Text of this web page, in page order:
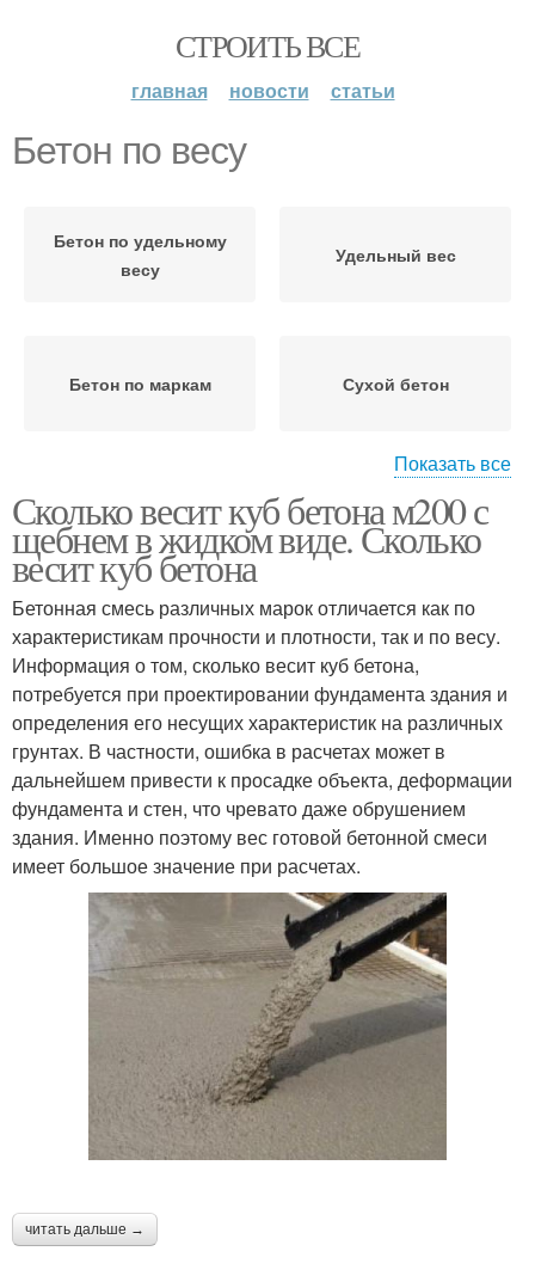
СТРОИТЬ ВСЕ
главная новости статьи
Бетон по весу
Бетон по удельному
весу
Удельный вес
Бетон по маркам Сухой бетон
Бетон с арматурой Разный вес
Вес по видам Бетон в зависимости
Показать все
Сколько весит куб бетона м200 с
щебнем в жидком виде. Сколько
весит куб бетона
Бетонная смесь различных марок отличается как по
характеристикам прочности и плотности, так и по весу.
Информация о том, сколько весит куб бетона,
потребуется при проектировании фундамента здания и
определения его несущих характеристик на различных
грунтах. В частности, ошибка в расчетах может в
дальнейшем привести к просадке объекта, деформации
фундамента и стен, что чревато даже обрушением
здания. Именно поэтому вес готовой бетонной смеси
имеет большое значение при расчетах.
читать дальше →